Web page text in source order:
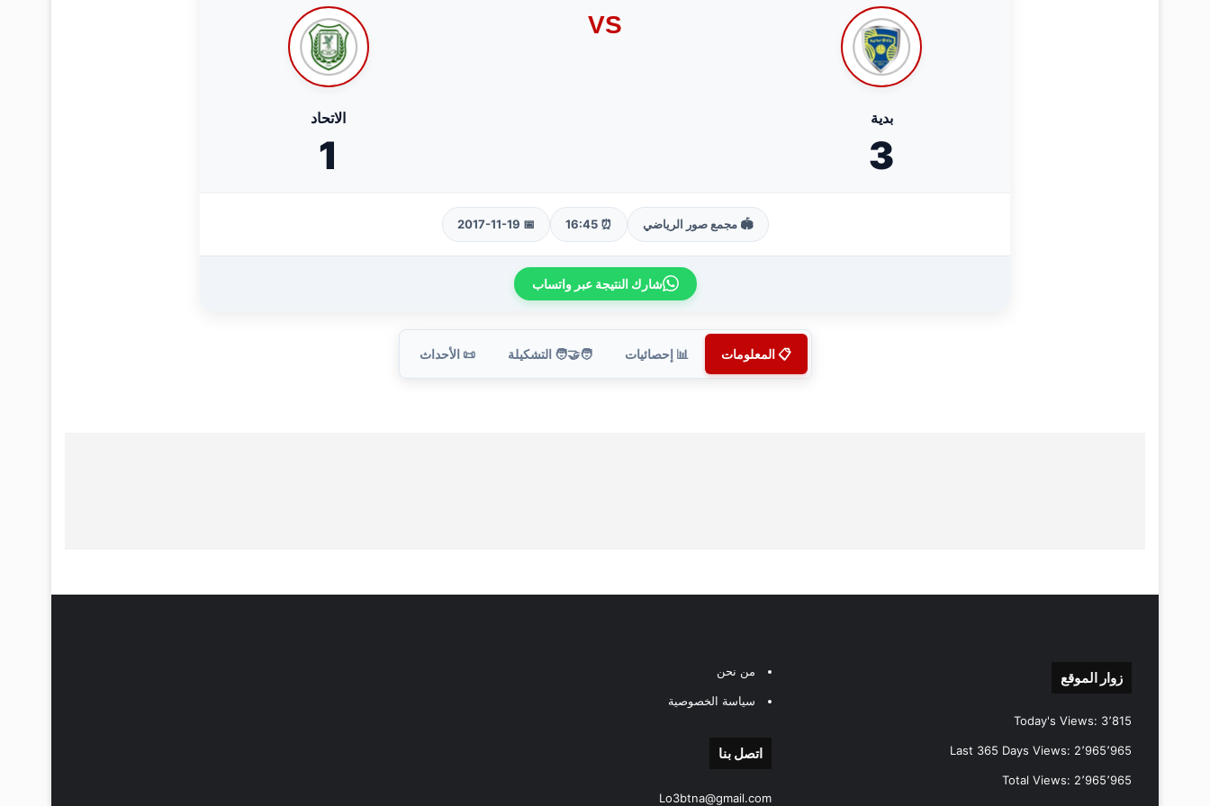
بدية
3
VS
الاتحاد
1
🏟️ مجمع صور الرياضي ⏰ 16:45
📅 2017-11-19
شارك النتيجة عبر واتساب
📋 المعلومات 📊 إحصائيات 🧑‍🤝‍🧑 التشكيلة 📜 الأحداث
زوار الموقع
Today's Views: 3٬815
Last 365 Days Views: 2٬965٬965
Total Views: 2٬965٬965
من نحن
سياسة الخصوصية
اتصل بنا
Lo3btna@gmail.com